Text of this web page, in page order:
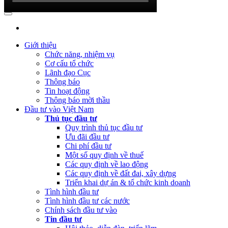
(Thứ Sáu, 24/02/2023 05:43)Việt Nam, Bỉ thúc đẩy hợp tác đổi
mới sáng tạo
Giới thiệu
Chức năng, nhiệm vụ
Cơ cấu tổ chức
Lãnh đạo Cục
Thông báo
Tin hoạt động
Thông báo mời thầu
Đầu tư vào Việt Nam
Thủ tục đầu tư
Quy trình thủ tục đầu tư
Ưu đãi đầu tư
Chi phí đầu tư
Một số quy định về thuế
Các quy định về lao động
Các quy định về đất đai, xây dựng
Triển khai dự án & tổ chức kinh doanh
Tình hình đầu tư
Tình hình đầu tư các nước
Chính sách đầu tư vào
Tin đầu tư